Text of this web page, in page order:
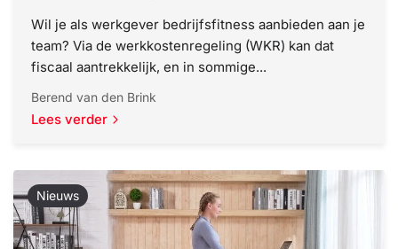
Wil je als werkgever bedrijfsfitness aanbieden aan je
team? Via de werkkostenregeling (WKR) kan dat
fiscaal aantrekkelijk, en in sommige...
Berend van den Brink
Lees verder
Nieuws